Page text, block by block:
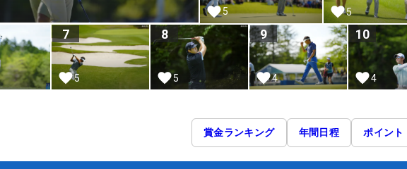
5 5
7
5
8
5
9
4
10
4
賞金ランキング 年間日程 ポイント